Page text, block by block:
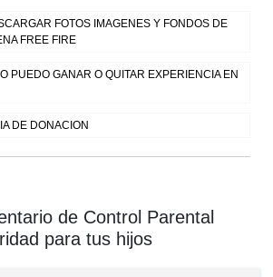
FOTOS IMAGENES Y FONDOS DE
FREE FIRE
PUEDO GANAR O QUITAR EXPERIENCIA EN
DE DONACION
de Control Parental
para tus hijos